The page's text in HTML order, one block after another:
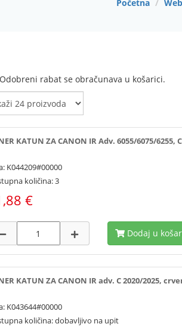
Početna
rabat se obračunava u košarici.
KATUN ZA CANON IR Adv. 6055/6075/6255,
K044209#00000
količina: 3
€
Dodaj u
KATUN ZA CANON IR adv. C 2020/2025,
K043644#00000
količina: dobavljivo na upit